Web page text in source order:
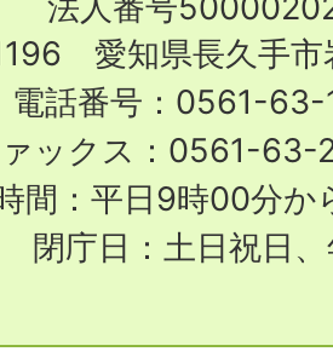
City
愛知県長久手市
電話番号：0561-63-
ックス：0561-63-
間：平日9時00分
閉庁日：土日祝日